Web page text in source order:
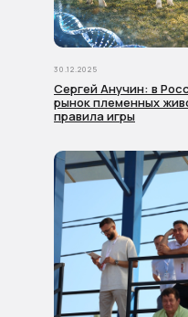
30.12.2025
Сергей Анучин: в
рынок племенных
правила игры